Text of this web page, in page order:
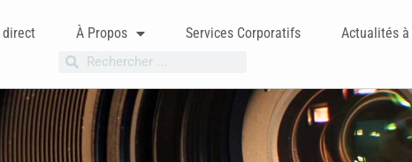
direct À Propos Services Corporatifs Actualités à